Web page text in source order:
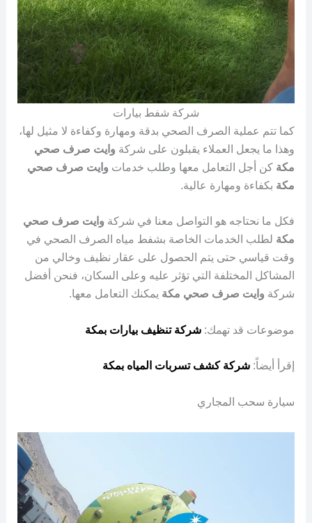
شركة شفط بيارات
كما تتم عملية الصرف الصحي بدقة ومهارة وكفاءة لا مثيل لها،
وهذا ما يجعل العملاء يقبلون على شركة وايت صرف صحي
مكة كن أجل التعامل معها وطلب خدمات وايت صرف صحي
مكة بكفاءة ومهارة عالية.
فكل ما نحتاجه هو التواصل معنا في شركة وايت صرف صحي
مكة لطلب الخدمات الخاصة بشفط مياه الصرف الصحي في
وقت قياسي حتى يتم الحصول على عقار نظيف وخالي من
المشاكل المختلفة التي تؤثر عليه وعلى السكان، فنحن أفضل
شركة وايت صرف صحي مكة يمكنك التعامل معها.
موضوعات قد تهمك: شركة تنظيف بيارات بمكة
إقرأ أيضاً: شركة كشف تسربات المياه بمكة
سيارة سحب المجاري